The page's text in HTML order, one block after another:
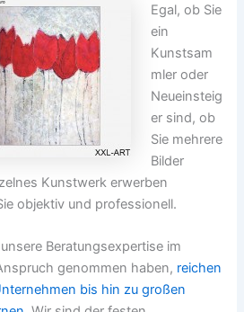
Egal, ob Sie
ein
Kunstsam
mler oder
Neueinsteig
er sind, ob
Sie mehrere
Bilder
Kunstwerk erwerben
objektiv und professionell.
Beratungsexpertise im
genommen haben, reichen
bis hin zu großen